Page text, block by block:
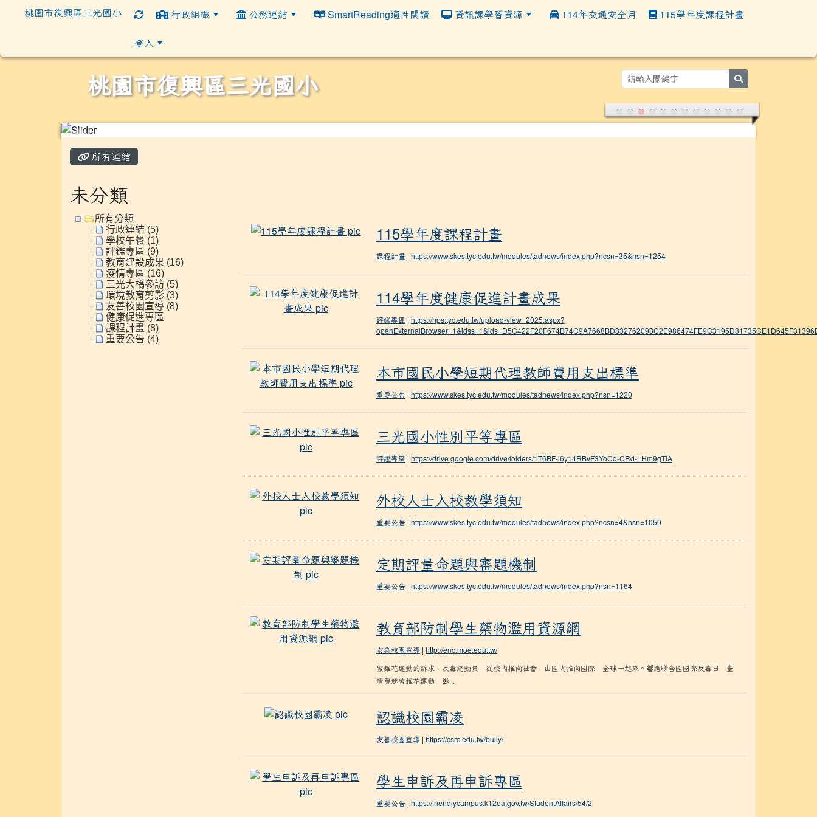
桃園市復興區三光國小 行政組織 公務連結 SmartReading適性閱讀 資訊課學習資源 114年交通安全月 115學年度課程計畫
登入
桃園市復興區三光國小
所有連結
未分類
所有分類
行政連結 (5)
學校午餐 (1)
評鑑專區 (9)
教育建設成果 (16)
疫情專區 (16)
三光大橋參訪 (5)
環境教育剪影 (3)
友善校園宣導 (8)
健康促進專區
課程計畫 (8)
重要公告 (4)
115學年度課程計畫
115學年度課程計畫
課程計畫| https://www.skes.tyc.edu.tw/modules/tadnews/index.php?ncsn=35&nsn=1254
114學年度健康促進計畫成果
114學年度健康促進計畫成果
評鑑專區 | https://hps.tyc.edu.tw/upload-view_2025.aspx?
本市國民小學短期代理教師費用支出標準
本市國民小學短期代理教師費用支出標準
重要公告| https://www.skes.tyc.edu.tw/modules/tadnews/index.php?nsn=1220
三光國小性別平等專區
三光國小性別平等專區
評鑑專區 | https://drive.google.com/drive/folders/1T6BF-l6y14RBvF3YoCd-CRd-LHm9gTlA
外校人士入校教學須知
外校人士入校教學須知
重要公告| https://www.skes.tyc.edu.tw/modules/tadnews/index.php?ncsn=4&nsn=1059
定期評量命題與審題機制
定期評量命題與審題機制
重要公告| https://www.skes.tyc.edu.tw/modules/tadnews/index.php?nsn=1164
教育部防制學生藥物濫用資源網
教育部防制學生藥物濫用資源網
友善校園宣導| http://enc.moe.edu.tw/
紫錐花運動的訴求：反毒總動員 從校內推向社會 由國內推向國際 全球一起來。響應聯合國國際反毒日 臺
灣發起紫錐花運動 邀...
認識校園霸凌認識校園霸凌
友善校園宣導| https://csrc.edu.tw/bully/
學生申訴及再申訴專區
學生申訴及再申訴專區
重要公告| https://friendlycampus.k12ea.gov.tw/StudentAffairs/54/2